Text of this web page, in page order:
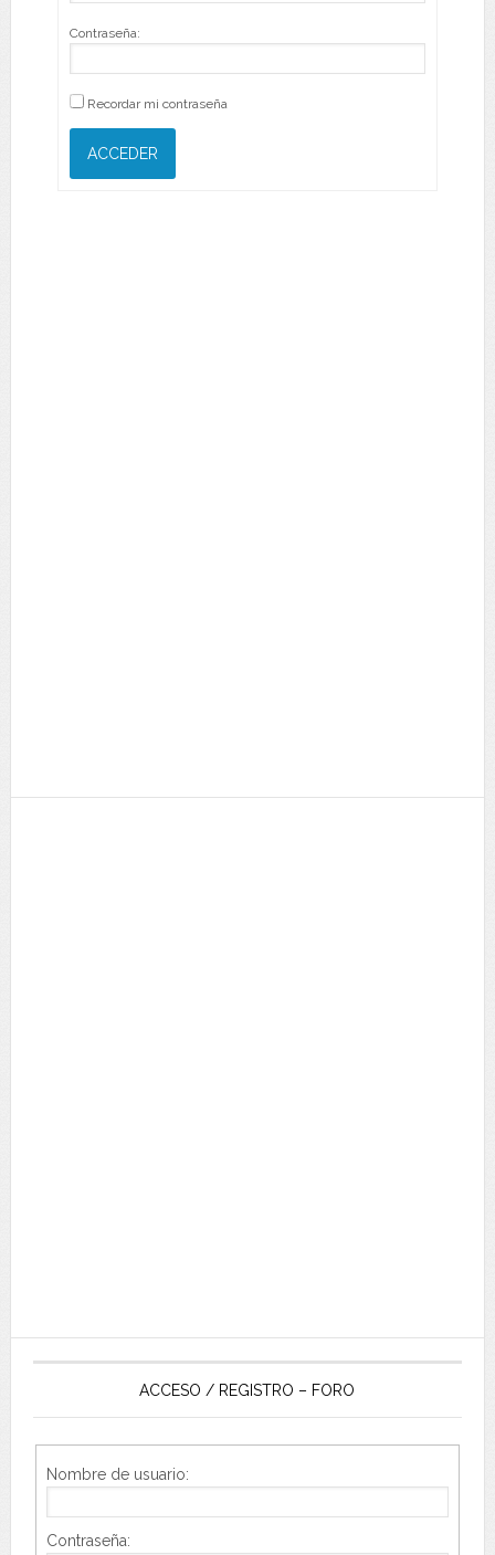
Contraseña:
Recordar mi contraseña
ACCEDER
ACCESO / REGISTRO – FORO
Nombre de usuario:
Contraseña: